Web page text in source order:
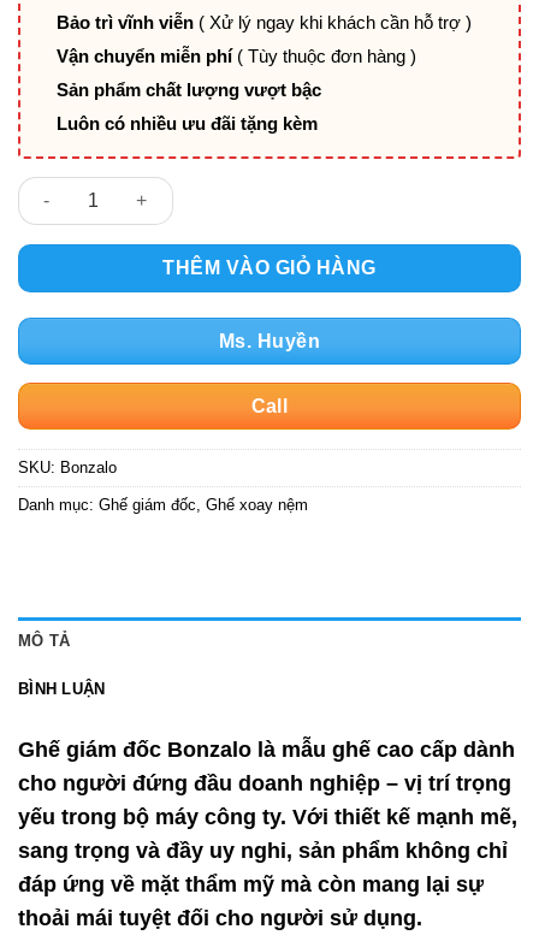
Bảo trì vĩnh viễn ( Xử lý ngay khi khách cần hỗ trợ )
Vận chuyển miễn phí ( Tùy thuộc đơn hàng )
Sản phẩm chất lượng vượt bậc
Luôn có nhiều ưu đãi tặng kèm
Ghế Giám Đốc Bonzalo số lượng
THÊM VÀO GIỎ HÀNG
Ms. Huyền
Call
SKU: Bonzalo
Danh mục: Ghế giám đốc Ghế xoay nệm
MÔ TẢ
BÌNH LUẬN
Ghế giám đốc Bonzalo là mẫu ghế cao cấp dành
cho người đứng đầu doanh nghiệp – vị trí trọng
yếu trong bộ máy công ty. Với thiết kế mạnh mẽ,
sang trọng và đầy uy nghi, sản phẩm không chỉ
đáp ứng về mặt thẩm mỹ mà còn mang lại sự
thoải mái tuyệt đối cho người sử dụng.